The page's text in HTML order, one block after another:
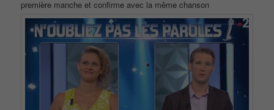
première manche et confirme avec la même chanson